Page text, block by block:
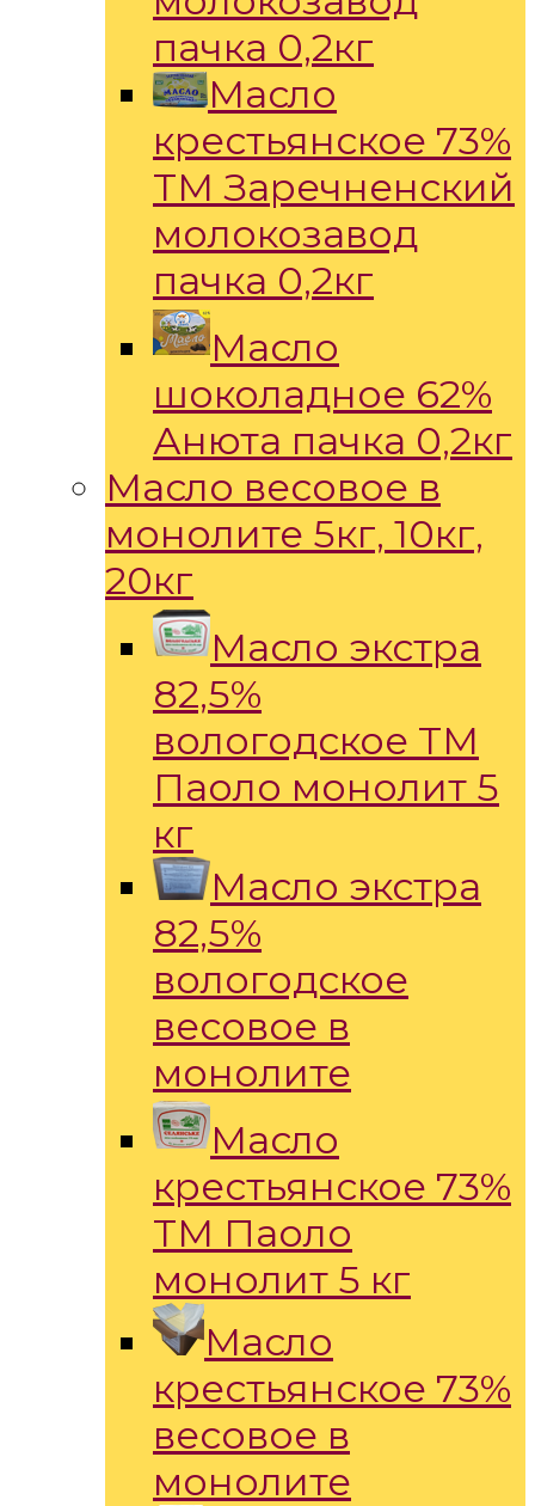
пачка 0,2кг
Масло
крестьянское 73%
ТМ Заречненский
молокозавод
пачка 0,2кг
Масло
шоколадное 62%
Анюта пачка 0,2кг
Масло весовое в
монолите 5кг, 10кг,
20кг
Масло экстра
82,5%
вологодское ТМ
Паоло монолит 5
кг
Масло экстра
82,5%
вологодское
весовое в
монолите
Масло
крестьянское 73%
ТМ Паоло
монолит 5 кг
Масло
крестьянское 73%
весовое в
монолите